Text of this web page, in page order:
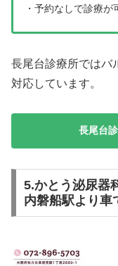
・予約なしで診療が
長尾台診療所ではバ
対応しています。
長尾台
5.かとう泌尿器
内磐船駅より車